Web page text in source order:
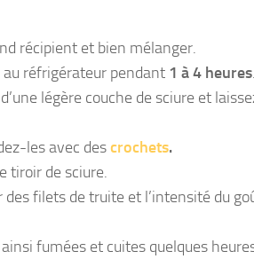
récipient et bien mélanger.
réfrigérateur pendant 1 à 4 heures.
légère couche de sciure et
les avec descrochets.
tiroir de sciure.
des filets de truite et l’intensité du
fumées et cuites quelques